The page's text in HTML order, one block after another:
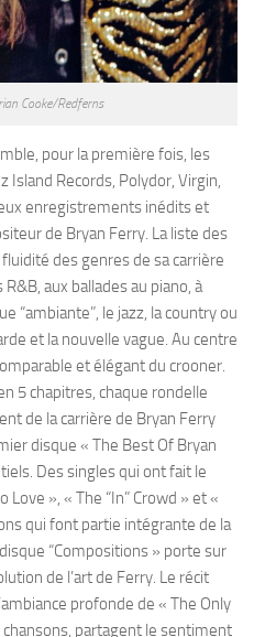
Cooke/Redferns
pour la première fois, les
Island Records, Polydor, Virgin,
enregistrements inédits et
de Bryan Ferry. La liste des
des genres de sa carrière
aux ballades au piano, à
“ambiante”, le jazz, la country ou
et la nouvelle vague. Au centre
et élégant du crooner.
5 chapitres, chaque rondelle
de la carrière de Bryan Ferry
disque « The Best Of Bryan
Des singles qui ont fait le
», « The “In” Crowd » et «
qui font partie intégrante de la
“Compositions » porte sur
de l’art de Ferry. Le récit
profonde de « The Only
partagent le sentiment